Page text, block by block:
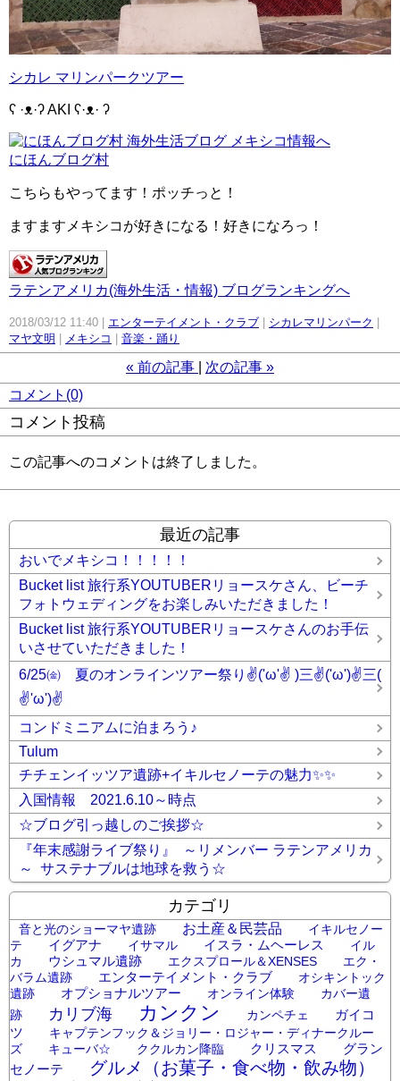
シカレ マリンパークツアー
ʕ ·ᴥ·ʔ AKI ʕ·ᴥ· ʔ
にほんブログ村
こちらもやってます！ポッチっと！
ますますメキシコが好きになる！好きになろっ！
ラテンアメリカ(海外生活・情報) ブログランキングへ
2018/03/12 11:40 エンターテイメント・クラブ
シカレマリンパーク
マヤ文明
メキシコ 音楽・踊り
« 前の記事 次の記事 »
コメント(0)
コメント投稿
この記事へのコメントは終了しました。
最近の記事
おいでメキシコ！！！！！
Bucket list 旅行系YOUTUBERリョースケさん、ビーチ
フォトウェディングをお楽しみいただきました！
Bucket list 旅行系YOUTUBERリョースケさんのお手伝
いさせていただきました！
6/25㈮ 夏のオンラインツアー祭り✌('ω'✌ )三✌('ω')✌三(
✌'ω')✌
コンドミニアムに泊まろう♪
Tulum
チチェンイッツア遺跡+イキルセノーテの魅力✨✨
入国情報 2021.6.10～時点
☆ブログ引っ越しのご挨拶☆
『年末感謝ライブ祭り』 ～リメンバー ラテンアメリカ
～ サステナブルは地球を救う☆
カテゴリ
音と光のショーマヤ遺跡 お土産＆民芸品
イキルセノー
テ
イグアナ イサマル イスラ・ムヘーレス
イル
カ
ウシュマル遺跡 エクスプロール＆XENSES
エク・
バラム遺跡
エンターテイメント・クラブ
オシキントック
遺跡
オプショナルツアー オンライン体験
カバー遺
跡
カリブ海 カンクン カンペチェ
ガイコ
ツ
キャプテンフック＆ジョリー・ロジャー・ディナークルー
ズ
キューバ☆ ククルカン降臨 クリスマス
グラン
セノーテ
グルメ（お菓子・食べ物・飲み物）